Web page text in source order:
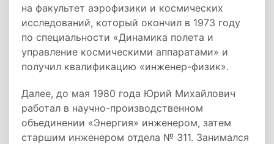
на факультет аэрофизики и космических
исследований, который окончил в 1973 году
по специальности «Динамика полета и
управление космическими аппаратами» и
получил квалификацию «инженер-­физик».
Далее, до мая 1980 года Юрий Михайлович
работал в научно-производственном
объединении «Энергия» инженером, затем
старшим инженером отдела № 311. Занимался